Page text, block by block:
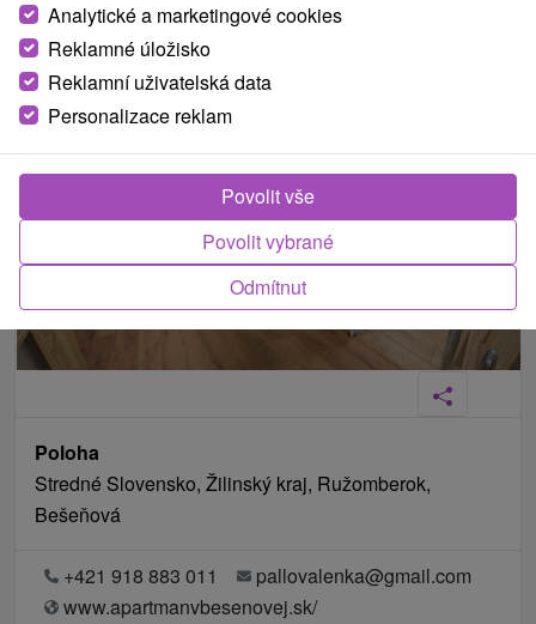
Poloha
Stredné Slovensko, Žilinský kraj, Ružomberok,
Bešeňová
+421 918 883 011
pallovalenka@gmail.com
www.apartmanvbesenovej.sk/
Analytické a marketingové cookies
Reklamné úložisko
Reklamní uživatelská data
Personalizace reklam
Odmítnut
Povolit vybrané
Povolit vše